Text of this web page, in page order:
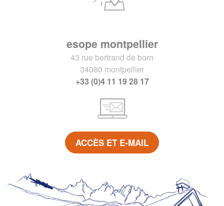
esope montpellier
43 rue bertrand de born
34080 montpellier
+33 (0)4 11 19 28 17
ACCÈS ET E-MAIL